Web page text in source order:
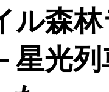
ル森
星光